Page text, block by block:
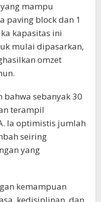
mampu
paving block dan 1
kapasitas ini
mulai dipasarkan,
omzet
sebanyak 30
terampil
Ia optimistis jumlah
seiring
yang
kemampuan